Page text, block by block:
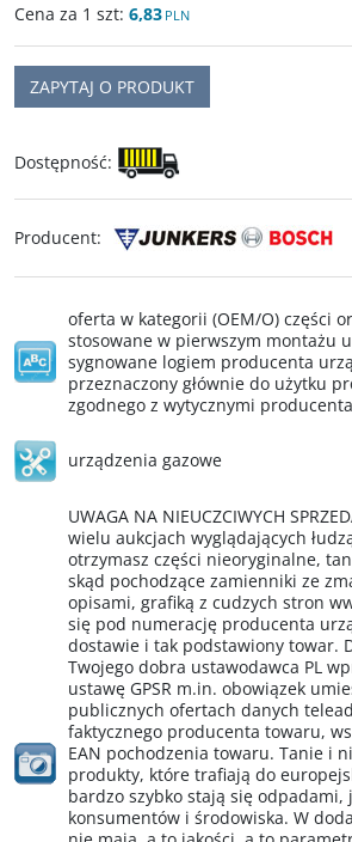
Cena za 1 szt: 6,83 PLN
ZAPYTAJ O PRODUKT
Dostępność:
Producent:
oferta w kategorii (OEM/O) części
stosowane w pierwszym montażu
sygnowane logiem producenta
przeznaczony głównie do użytku
zgodnego z wytycznymi producenta
urządzenia gazowe
UWAGA NA NIEUCZCIWYCH
wielu aukcjach wyglądających
otrzymasz części nieoryginalne,
skąd pochodzące zamienniki ze
opisami, grafiką z cudzych stron
się pod numerację producenta
dostawie i tak podstawiony towar.
Twojego dobra ustawodawca PL
ustawę GPSR m.in. obowiązek
publicznych ofertach danych
faktycznego producenta towaru,
EAN pochodzenia towaru. Tanie i
produkty, które trafiają do
bardzo szybko stają się odpadami,
konsumentów i środowiska. W